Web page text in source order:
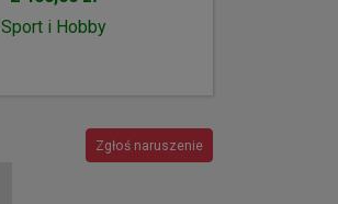
Sport i Hobby
Zgłoś naruszenie